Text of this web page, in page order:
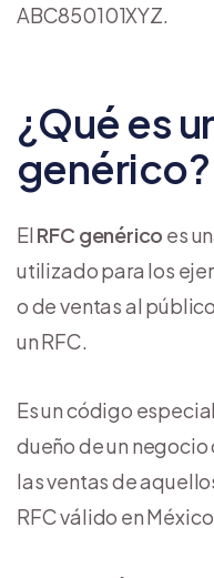
ABC850101XYZ.
¿Qué es
genérico?
El RFC genérico es
utilizado para los
o de ventas al
un RFC.
Es un código
dueño de un
las ventas de
RFC válido en México.